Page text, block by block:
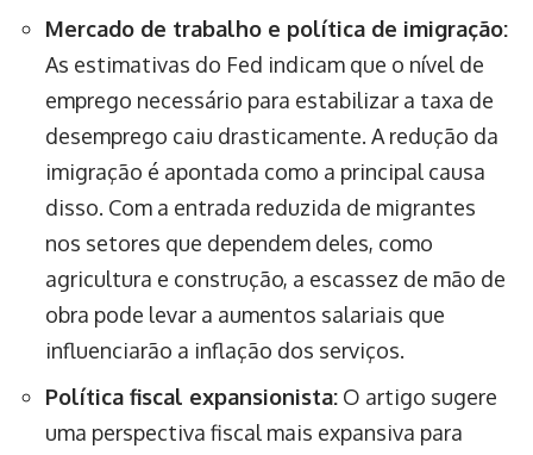
Mercado de trabalho e política de imigração:
As estimativas do Fed indicam que o nível de
emprego necessário para estabilizar a taxa de
desemprego caiu drasticamente. A redução da
imigração é apontada como a principal causa
disso. Com a entrada reduzida de migrantes
nos setores que dependem deles, como
agricultura e construção, a escassez de mão de
obra pode levar a aumentos salariais que
influenciarão a inflação dos serviços.
Política fiscal expansionista: O artigo sugere
uma perspectiva fiscal mais expansiva para